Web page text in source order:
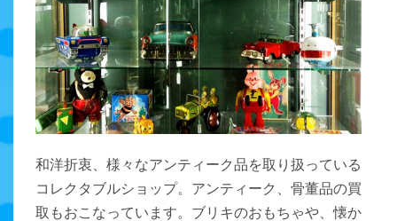
和洋折衷、様々なアンティーク品を取り扱っている
コレクタブルショップ。アンティーク、骨董品の買
取もおこなっています。ブリキのおもちゃや、懐か